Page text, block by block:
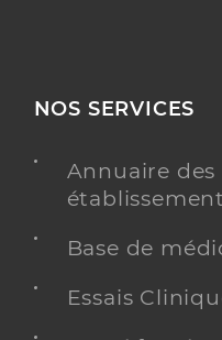
NOS SERVICES
Annuaire des
Base de
Essais